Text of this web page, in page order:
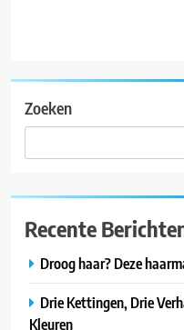
Zoeken
Recente
Droog haar? Deze
Drie Kettingen, Drie
Kleuren